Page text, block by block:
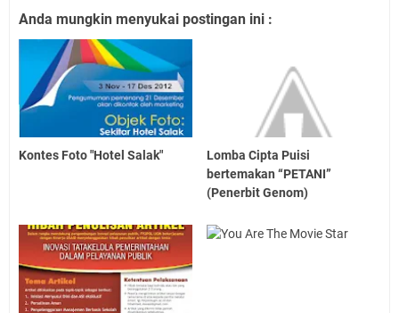
Anda mungkin menyukai postingan ini :
Kontes Foto "Hotel Salak"
Lomba Cipta Puisi
bertemakan “PETANI”
(Penerbit Genom)